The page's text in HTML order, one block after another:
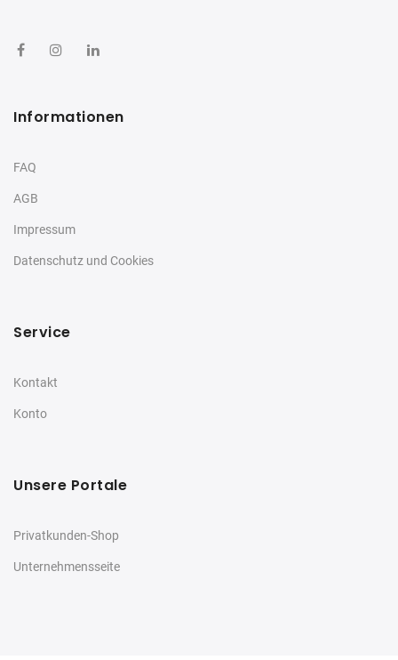
Informationen
FAQ
AGB
Impressum
Datenschutz und Cookies
Service
Kontakt
Konto
Unsere Portale
Privatkunden-Shop
Unternehmensseite